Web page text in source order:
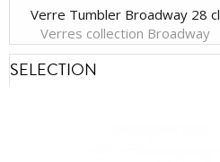
Verre Tumbler Broadway 28 cl
Verres collection Broadway
SELECTION